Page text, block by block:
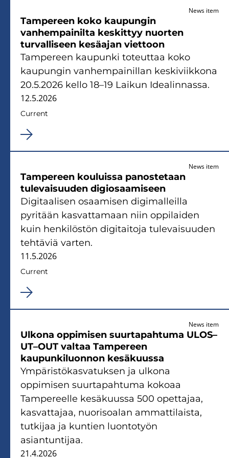
News item
Tampereen koko kaupungin
vanhempainilta keskittyy nuorten
turvalliseen kesäajan viettoon
Tampereen kaupunki toteuttaa koko
kaupungin vanhempainillan keskiviikkona
20.5.2026 kello 18–19 Laikun Idealinnassa.
12.5.2026
Current
News item
Tampereen kouluissa panostetaan
tulevaisuuden digiosaamiseen
Digitaalisen osaamisen digimalleilla
pyritään kasvattamaan niin oppilaiden
kuin henkilöstön digitaitoja tulevaisuuden
tehtäviä varten.
11.5.2026
Current
News item
Ulkona oppimisen suurtapahtuma ULOS–
UT–OUT valtaa Tampereen
kaupunkiluonnon kesäkuussa
Ympäristökasvatuksen ja ulkona
oppimisen suurtapahtuma kokoaa
Tampereelle kesäkuussa 500 opettajaa,
kasvattajaa, nuorisoalan ammattilaista,
tutkijaa ja kuntien luontotyön
asiantuntijaa.
21.4.2026